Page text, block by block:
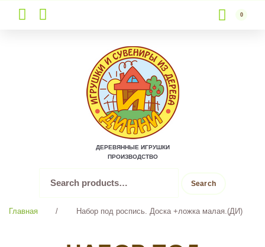
to
content
0
ДЕРЕВЯННЫЕ ИГРУШКИ
ПРОИЗВОДСТВО
for:
Search
Главная / Набор под роспись. Доска +ложка малая.(ДИ)